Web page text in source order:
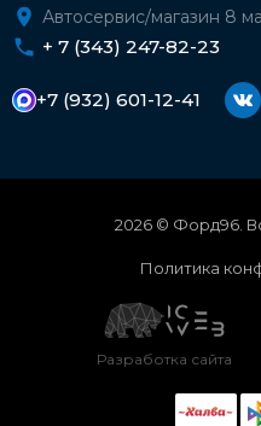
Автосервис/магазин 8
+ 7 (343) 247-82-23
+7 (932) 601-12-41
2026 © Форд96.
Политика
Разработка сайта